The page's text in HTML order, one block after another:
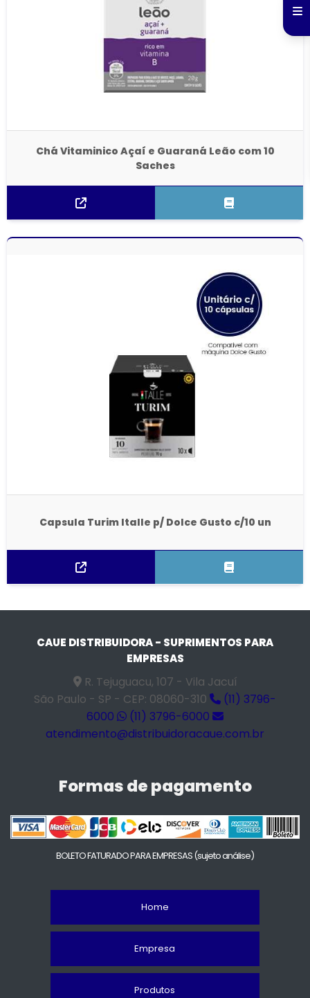
Chá Vitaminico Açaí e Guaraná Leão com 10
Saches
Capsula Turim Italle p/ Dolce Gusto c/10 un
CAUE DISTRIBUIDORA - SUPRIMENTOS PARA
EMPRESAS
R. Tejuguacu, 107 - Vila Jacuí
São Paulo - SP - CEP: 08060-310
(11) 3796-
6000
(11) 3796-6000
atendimento@distribuidoracaue.com.br
Formas de pagamento
BOLETO FATURADO PARA EMPRESAS(sujeto análise)
Home
Empresa
Produtos